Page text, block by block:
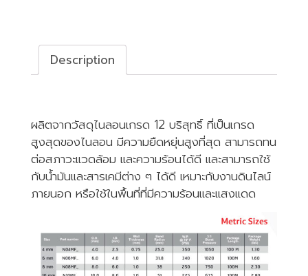
Description
ผลิตจากวัสดุไนลอนเกรด 12 บริสุทธิ์ ที่เป็นเกรด
สูงสุดของไนลอน มีความยืดหยุ่นสูงที่สุด สามารถทน
ต่อสภาวะแวดล้อม และความร้อนได้ดี และสามารถใช้
กับน้ำมันและสารเคมีต่าง ๆ ได้ดี เหมาะกับงานดินไลน์
ภายนอก หรือใช้ในพื้นที่ที่มีความร้อนและแสงแดด